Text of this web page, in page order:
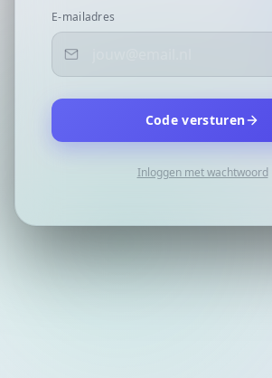
E-mailadres
Code versturen
Inloggen met wachtwoord